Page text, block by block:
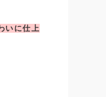
いに仕上